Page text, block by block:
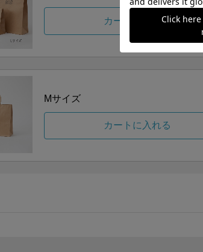
カートに入れる
Mサイズ
カートに入れる